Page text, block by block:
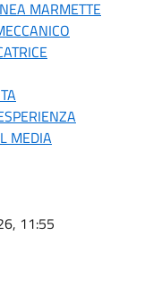
MARMETTE
MEDIA
11:55